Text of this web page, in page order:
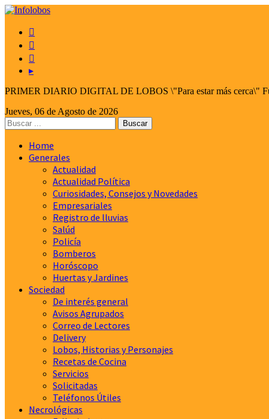



▸
PRIMER DIARIO DIGITAL DE LOBOS \"Para estar más cerca\"
Jueves, 06 de Agosto de 2026
Home
Generales
Actualidad
Actualidad Política
Curiosidades, Consejos y Novedades
Empresariales
Registro de lluvias
Salúd
Policía
Bomberos
Horóscopo
Huertas y Jardines
Sociedad
De interés general
Avisos Agrupados
Correo de Lectores
Delivery
Lobos, Historias y Personajes
Recetas de Cocina
Servicios
Solicitadas
Teléfonos Útiles
Necrológicas